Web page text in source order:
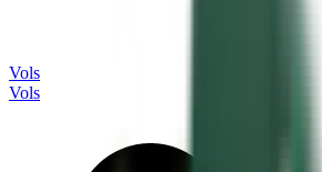
Vols
Vols